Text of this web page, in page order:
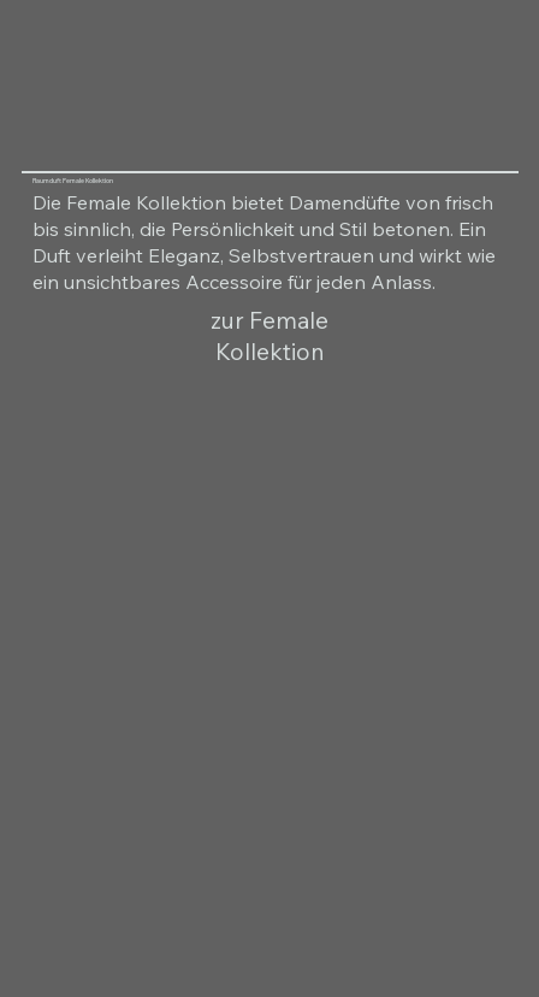
Raumduft Female Kollektion
Die Female Kollektion bietet Damendüfte von frisch
bis sinnlich, die Persönlichkeit und Stil betonen. Ein
Duft verleiht Eleganz, Selbstvertrauen und wirkt wie
ein unsichtbares Accessoire für jeden Anlass.
zur Female
Kollektion